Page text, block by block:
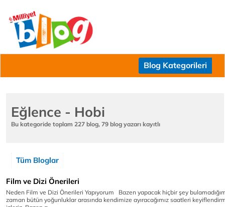
Blog Kategorileri
Eğlence - Hobi
Bu kategoride toplam 227 blog, 79 blog yazarı kayıtlı
Tüm Bloglar
Film ve Dizi Önerileri
Neden Film ve Dizi Önerileri Yapıyorum Bazen yapacak hiçbir şey
zaman bütün yoğunluklar arasında kendimize ayıracağımız saatleri